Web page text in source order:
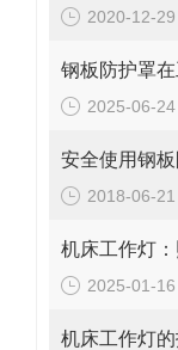
2020-12-29
2025-06-24
安全使用钢
2018-06-21
机床工作灯：
2025-01-16
机床工作灯